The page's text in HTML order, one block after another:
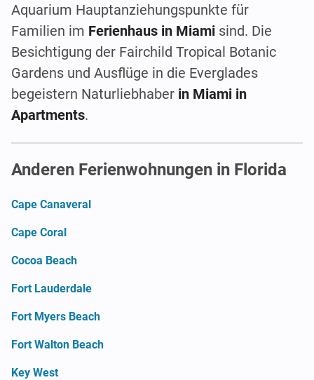
Aquarium Hauptanziehungspunkte für
Familien im Ferienhaus in Miami sind. Die
Besichtigung der Fairchild Tropical Botanic
Gardens und Ausflüge in die Everglades
begeistern Naturliebhaber in Miami in
Apartments.
Anderen Ferienwohnungen in Florida
Cape Canaveral
Cape Coral
Cocoa Beach
Fort Lauderdale
Fort Myers Beach
Fort Walton Beach
Key West